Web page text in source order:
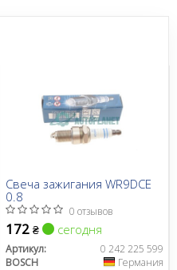
Свеча зажигания WR9DCE
0.8
0 отзывов
172 ₴ сегодня
Артикул:
0 242 225 599
BOSCH
Германия